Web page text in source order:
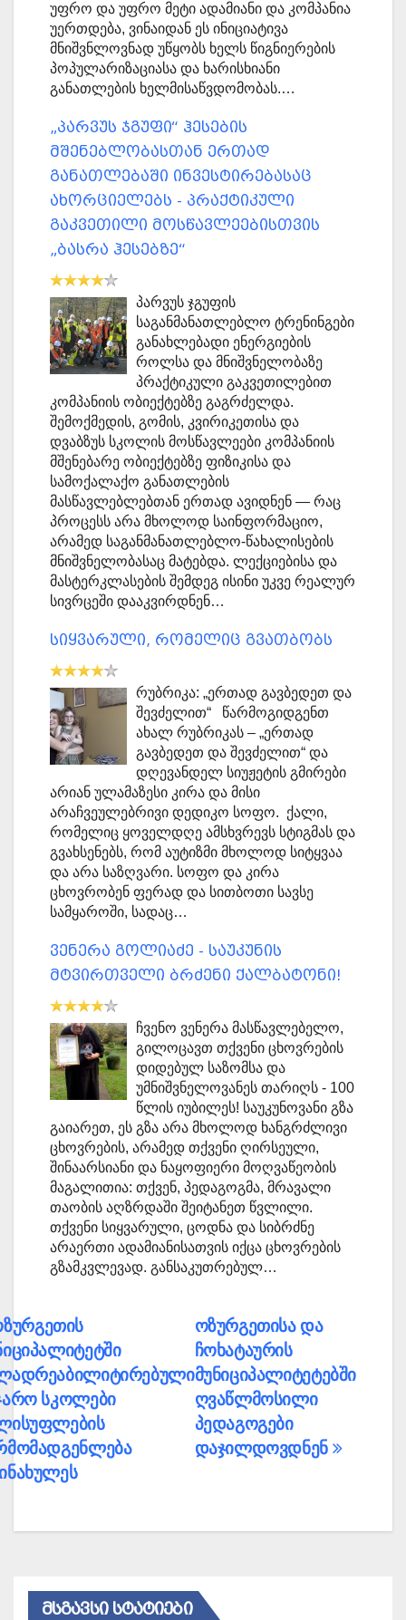
უფრო და უფრო მეტი ადამიანი და კომპანია
უერთდება, ვინაიდან ეს ინიციატივა
მნიშვნლოვნად უწყობს ხელს წიგნიერების
პოპულარიზაციასა და ხარისხიანი
განათლების ხელმისაწვდომობას.…
„პარვუს ჯგუფი“ ჰესების
მშენებლობასთან ერთად
განათლებაში ინვესტირებასაც
ახორციელებს - პრაქტიკული
გაკვეთილი მოსწავლეებისთვის
„ბასრა ჰესებზე“
პარვუს ჯგუფის
საგანმანათლებლო ტრენინგები
განახლებადი ენერგიების
როლსა და მნიშვნელობაზე
პრაქტიკული გაკვეთილებით
კომპანიის ობიექტებზე გაგრძელდა.
შემოქმედის, გომის, კვირიკეთისა და
დვაბზუს სკოლის მოსწავლეები კომპანიის
მშენებარე ობიექტებზე ფიზიკისა და
სამოქალაქო განათლების
მასწავლებლებთან ერთად ავიდნენ — რაც
პროცესს არა მხოლოდ საინფორმაციო,
არამედ საგანმანათლებლო-წახალისების
მნიშვნელობასაც მატებდა. ლექციებისა და
მასტერკლასების შემდეგ ისინი უკვე რეალურ
სივრცეში დააკვირდნენ…
სიყვარული, რომელიც გვათბობს
რუბრიკა: „ერთად გავბედეთ და
შევძელით“ წარმოგიდგენთ
ახალ რუბრიკას – „ერთად
გავბედეთ და შევძელით“ და
დღევანდელ სიუჟეტის გმირები
არიან ულამაზესი კირა და მისი
არაჩვეულებრივი დედიკო სოფო. ქალი,
რომელიც ყოველდღე ამსხვრევს სტიგმას და
გვახსენებს, რომ აუტიზმი მხოლოდ სიტყვაა
და არა საზღვარი. სოფო და კირა
ცხოვრობენ ფერად და სითბოთი სავსე
სამყაროში, სადაც…
ვენერა გოლიაძე - საუკუნის
მტვირთველი ბრძენი ქალბატონი!
ჩვენო ვენერა მასწავლებელო,
გილოცავთ თქვენი ცხოვრების
დიდებულ საზომსა და
უმნიშვნელოვანეს თარიღს - 100
წლის იუბილეს! საუკუნოვანი გზა
გაიარეთ, ეს გზა არა მხოლოდ ხანგრძლივი
ცხოვრების, არამედ თქვენი ღირსეული,
შინაარსიანი და ნაყოფიერი მოღვაწეობის
მაგალითია: თქვენ, პედაგოგმა, მრავალი
თაობის აღზრდაში შეიტანეთ წვლილი.
თქვენი სიყვარული, ცოდნა და სიბრძნე
არაერთი ადამიანისათვის იქცა ცხოვრების
გზამკვლევად. განსაკუთრებულ…
პოსტის
ნავიგაცია
ოზურგეთისა და
ჩოხატაურის
მუნიციპალიტეტებში
ღვაწლმოსილი
პედაგოგები
დაჯილდოვდნენ
სკოლები
ᲛᲡᲒᲐᲕᲡᲘ ᲡᲢᲐᲢᲘᲔᲑᲘ